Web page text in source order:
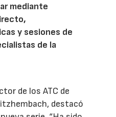
mediante
y sesiones de
de la
de los ATC de
destacó